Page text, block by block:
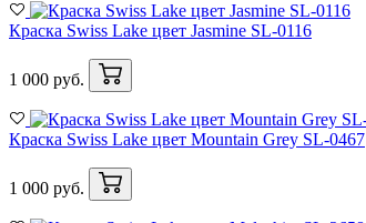
Краска Swiss Lake цвет Jasmine SL-0116
1 000 руб.
Краска Swiss Lake цвет Mountain Grey SL-0467
1 000 руб.